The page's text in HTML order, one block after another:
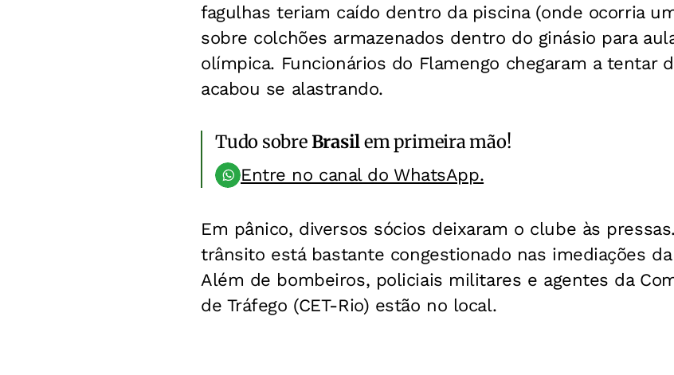
fagulhas teriam caído dentro da piscina (onde ocorria
sobre colchões armazenados dentro do ginásio para
olímpica. Funcionários do Flamengo chegaram a tentar
acabou se alastrando.
Tudo sobreBrasilem primeira mão!
Entre no canal do WhatsApp.
Em pânico, diversos sócios deixaram o clube às
trânsito está bastante congestionado nas imediações
Além de bombeiros, policiais militares e agentes da
de Tráfego (CET-Rio) estão no local.